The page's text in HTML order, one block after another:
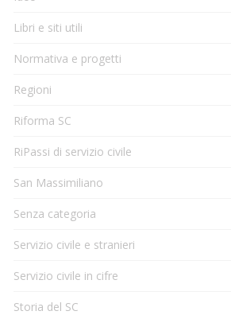
Libri e siti utili
Normativa e progetti
Regioni
Riforma SC
RiPassi di servizio civile
San Massimiliano
Senza categoria
Servizio civile e stranieri
Servizio civile in cifre
Storia del SC